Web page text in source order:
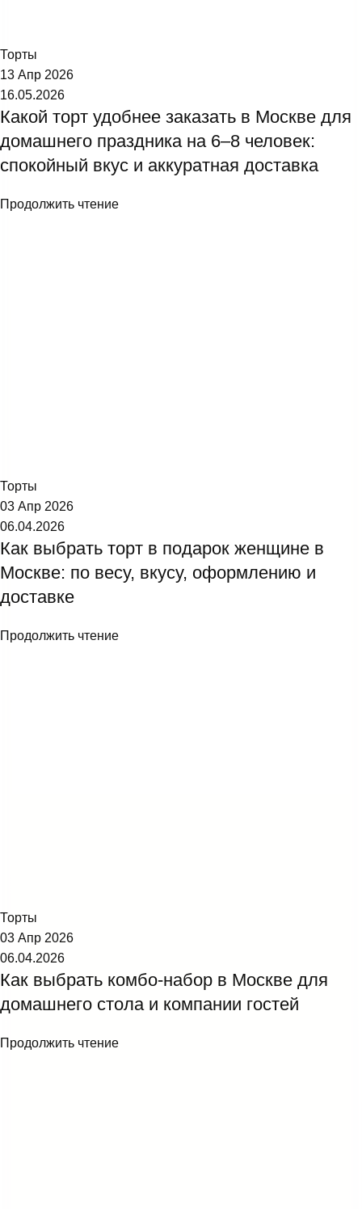
Торты
13 Апр 2026
16.05.2026
Какой торт удобнее заказать в Москве для
домашнего праздника на 6–8 человек:
спокойный вкус и аккуратная доставка
Продолжить чтение
Торты
03 Апр 2026
06.04.2026
Как выбрать торт в подарок женщине в
Москве: по весу, вкусу, оформлению и
доставке
Продолжить чтение
Торты
03 Апр 2026
06.04.2026
Как выбрать комбо-набор в Москве для
домашнего стола и компании гостей
Продолжить чтение